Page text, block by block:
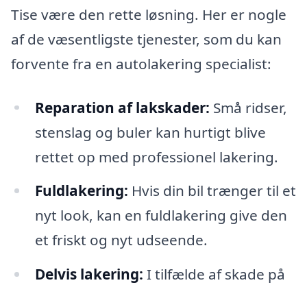
Tise være den rette løsning. Her er nogle
af de væsentligste tjenester, som du kan
forvente fra en autolakering specialist:
Reparation af lakskader: Små ridser,
stenslag og buler kan hurtigt blive
rettet op med professionel lakering.
Fuldlakering: Hvis din bil trænger til et
nyt look, kan en fuldlakering give den
et friskt og nyt udseende.
Delvis lakering: I tilfælde af skade på